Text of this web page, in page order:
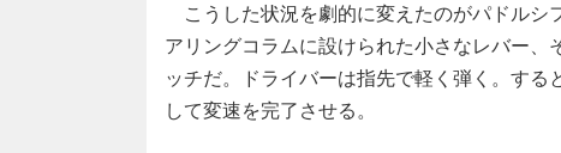
こうした状況を劇的に変えたのがパドルシ
アリングコラムに設けられた小さなレバー
ッチだ。ドライバーは指先で軽く弾く。す
して変速を完了させる。